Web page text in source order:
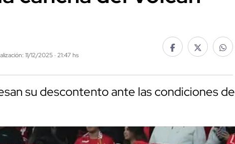
11/12/2025 · 21:47 hs
su descontento ante las condiciones de